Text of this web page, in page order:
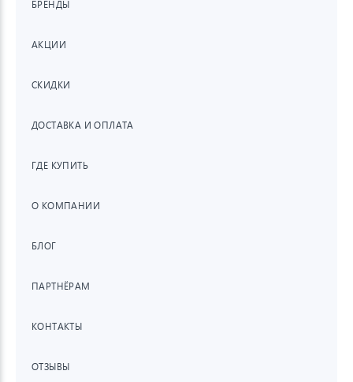
БРЕНДЫ
АКЦИИ
СКИДКИ
ДОСТАВКА И ОПЛАТА
ГДЕ КУПИТЬ
О КОМПАНИИ
БЛОГ
ПАРТНЁРАМ
КОНТАКТЫ
ОТЗЫВЫ